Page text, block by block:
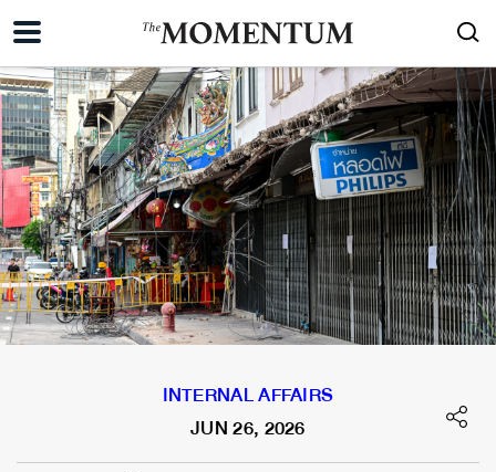
INTERNAL AFFAIRS
JUN 26, 2026